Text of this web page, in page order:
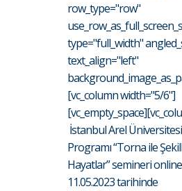
row_type="row"
type="full_width"
text_align="left"
[vc_column width="5/6"]
İstanbul Arel
Programı “Torna ile
Hayatlar” semineri
11.05.2023 tarihinde